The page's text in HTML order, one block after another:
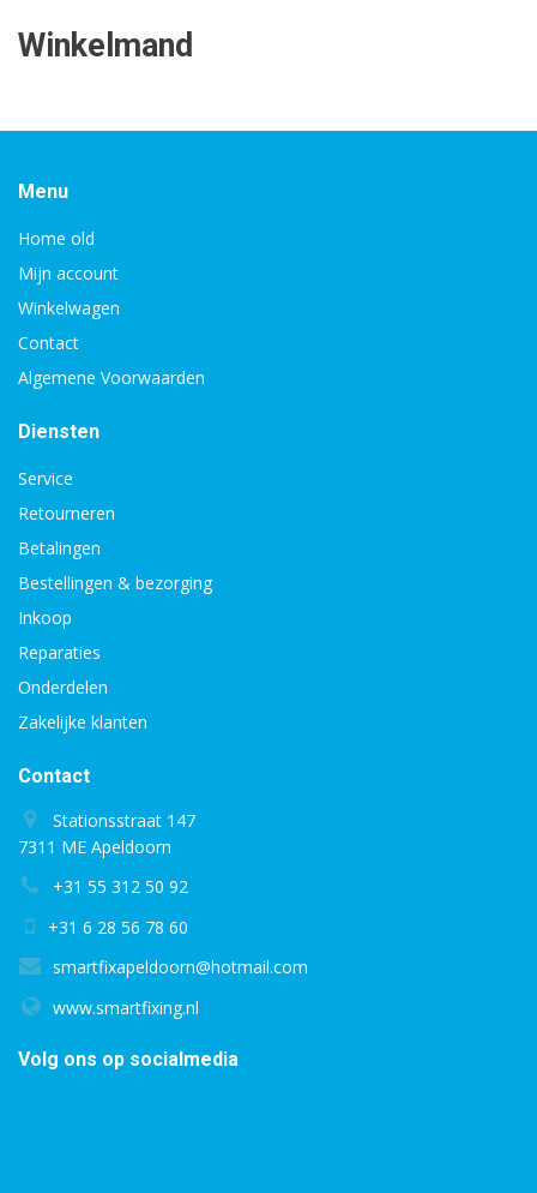
Winkelmand
Menu
Home old
Mijn account
Winkelwagen
Contact
Algemene Voorwaarden
Diensten
Service
Retourneren
Betalingen
Bestellingen & bezorging
Inkoop
Reparaties
Onderdelen
Zakelijke klanten
Contact
Stationsstraat 147
7311 ME Apeldoorn
+31 55 312 50 92
+31 6 28 56 78 60
smartfixapeldoorn@hotmail.com
www.smartfixing.nl
Volg ons op socialmedia